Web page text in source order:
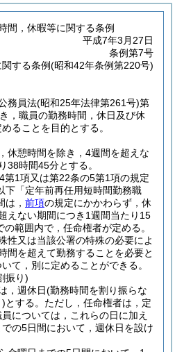
間，休暇等に関する条例
平成7年3月27日
条例第7号
関する条例(昭和42年条例第220号)
務員法(昭和25年法律第261号)第
，職員の勤務時間，休日及び休
ることを目的とする。
休憩時間を除き，4週間を超えな
38時間45分とする。
第1項又は第22条の5第1項の規定
下「定年前再任用短時間勤務職
は， 前項の規定にかかわらず，休
えない期間につき1週間当たり15
範囲内で，任命権者が定める。
性又は当該公署の特殊の必要によ
間を超えて勤務することを必要と
て，別に定めることができる。
振り)
，週休日(勤務時間を割り振らな
)とする。 ただし，任命権者は，定
については，これらの日に加え
の5日間において，週休日を設け